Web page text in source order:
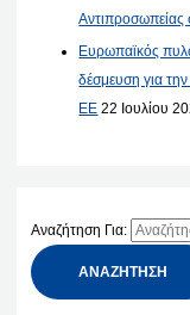
Αντιπροσωπείας
Ευρωπαϊκός
δέσμευση για
ΕΕ 22 Ιουλίου
Αναζήτηση Για: